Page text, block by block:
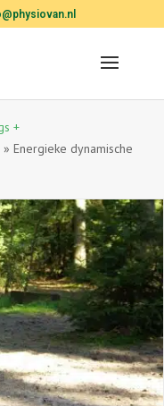
+
»Energieke dynamische